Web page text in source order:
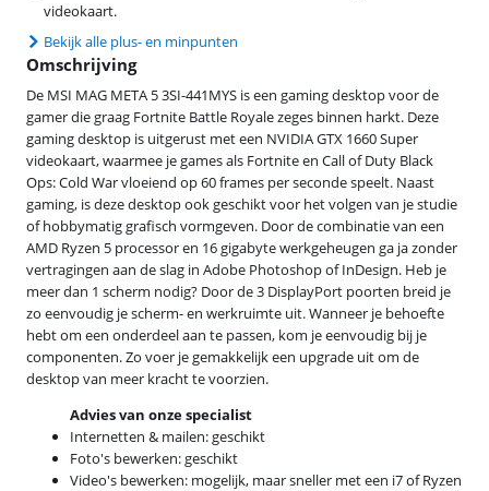
videokaart.
Bekijk alle plus- en minpunten
Omschrijving
De MSI MAG META 5 3SI-441MYS is een gaming desktop voor de
gamer die graag Fortnite Battle Royale zeges binnen harkt. Deze
gaming desktop is uitgerust met een NVIDIA GTX 1660 Super
videokaart, waarmee je games als Fortnite en Call of Duty Black
Ops: Cold War vloeiend op 60 frames per seconde speelt. Naast
gaming, is deze desktop ook geschikt voor het volgen van je studie
of hobbymatig grafisch vormgeven. Door de combinatie van een
AMD Ryzen 5 processor en 16 gigabyte werkgeheugen ga ja zonder
vertragingen aan de slag in Adobe Photoshop of InDesign. Heb je
meer dan 1 scherm nodig? Door de 3 DisplayPort poorten breid je
zo eenvoudig je scherm- en werkruimte uit. Wanneer je behoefte
hebt om een onderdeel aan te passen, kom je eenvoudig bij je
componenten. Zo voer je gemakkelijk een upgrade uit om de
desktop van meer kracht te voorzien.
Advies van onze specialist
Internetten & mailen: geschikt
Foto's bewerken: geschikt
Video's bewerken: mogelijk, maar sneller met een i7 of Ryzen